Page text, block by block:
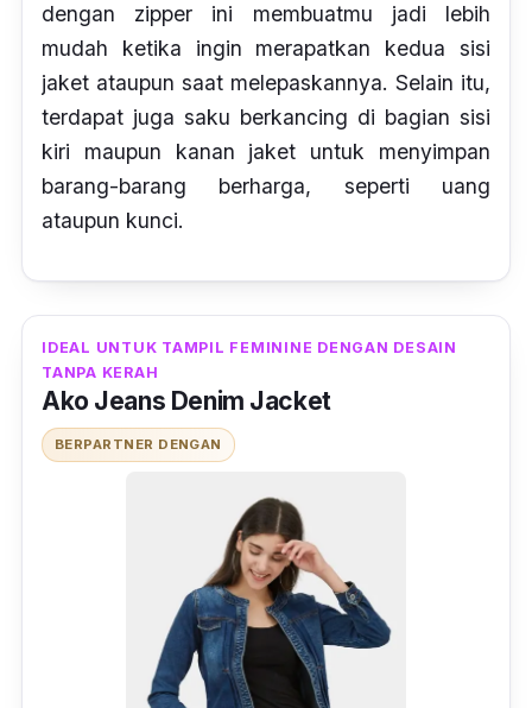
dengan zipper ini membuatmu jadi lebih
mudah ketika ingin merapatkan kedua sisi
jaket ataupun saat melepaskannya. Selain itu,
terdapat juga saku berkancing di bagian sisi
kiri maupun kanan jaket untuk menyimpan
barang-barang berharga, seperti uang
ataupun kunci.
IDEAL UNTUK TAMPIL FEMININE DENGAN DESAIN
TANPA KERAH
Ako Jeans Denim Jacket
BERPARTNER DENGAN